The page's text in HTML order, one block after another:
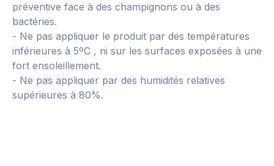
préventive face à des champignons ou à des
bactéries.
- Ne pas appliquer le produit par des températures
inférieures à 5ºC , ni sur les surfaces exposées à une
fort ensoleillement.
- Ne pas appliquer par des humidités relatives
supérieures à 80%.